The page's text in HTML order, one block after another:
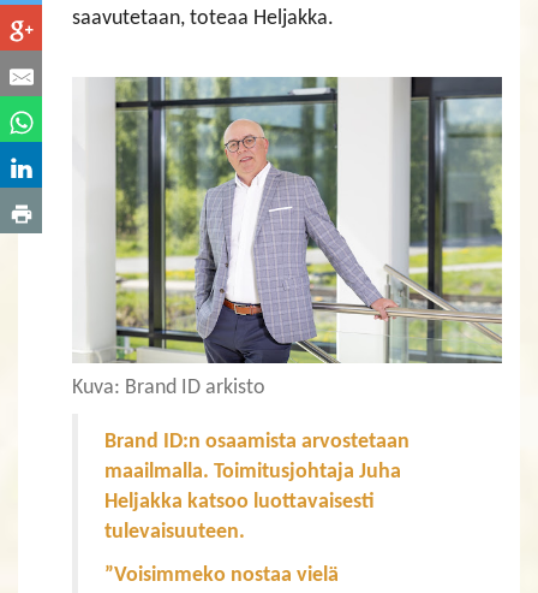
saavutetaan, toteaa Heljakka.
Kuva: Brand ID arkisto
Brand ID:n osaamista arvostetaan
maailmalla. Toimitusjohtaja Juha
Heljakka katsoo luottavaisesti
tulevaisuuteen.
”Voisimmeko nostaa vielä